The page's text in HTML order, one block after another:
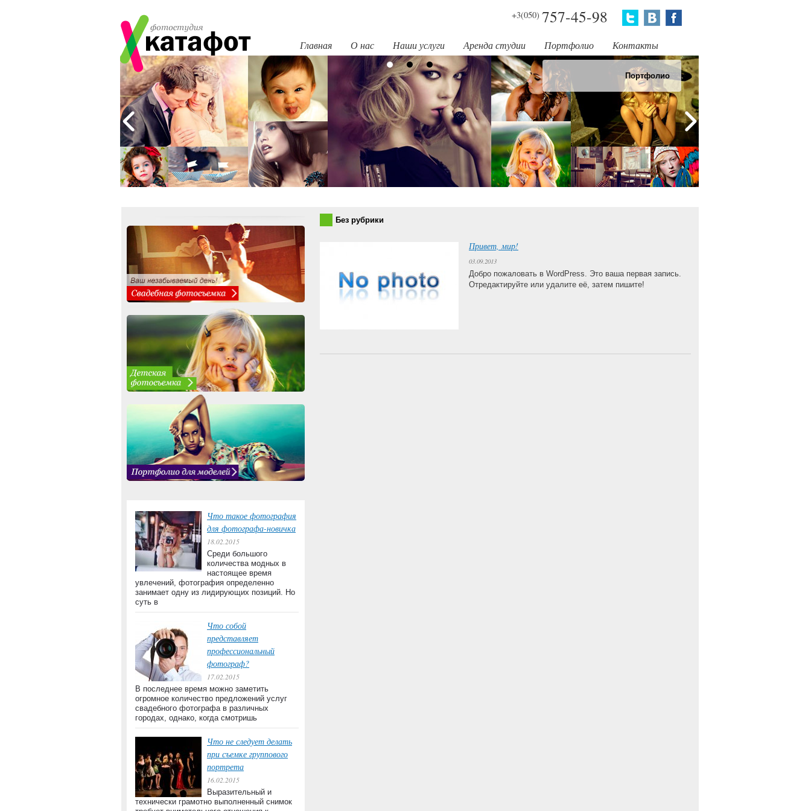
Главная О нас Наши услуги Аренда студии Портфолио Контакты
+3(050) 757-45-98
Портфолио
Без рубрики
Привет, мир!
03.09.2013
Добро пожаловать в WordPress. Это ваша первая запись.
Отредактируйте или удалите её, затем пишите!
Что такое фотография
для фотографа-новичка
18.02.2015
Среди большого
количества модных в
настоящее время
увлечений, фотография определенно
занимает одну из лидирующих позиций. Но
суть в
Что собой
представляет
профессиональный
фотограф?
17.02.2015
В последнее время можно заметить
огромное количество предложений услуг
свадебного фотографа в различных
городах, однако, когда смотришь
Что не следует делать
при съемке группового
портрета
16.02.2015
Выразительный и
технически грамотно выполненный снимок